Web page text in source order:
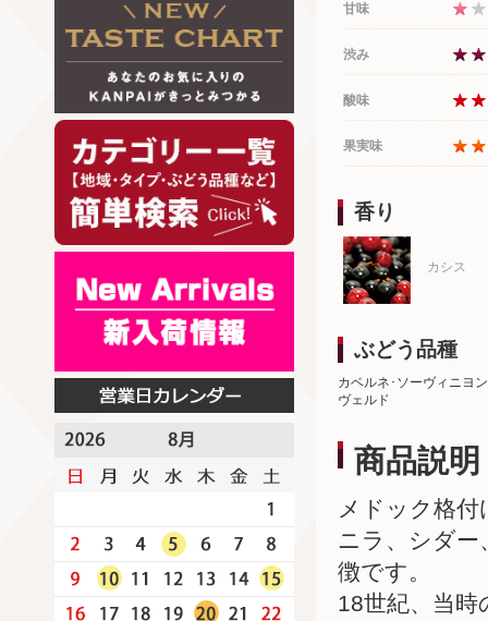
甘味
渋み
酸味
果実味
香り
カシス
ぶどう品種
カベルネ･ソーヴィニヨ
ヴェルド
商品説明
メドック格
ニラ、シダー
徴です。
18世紀、当